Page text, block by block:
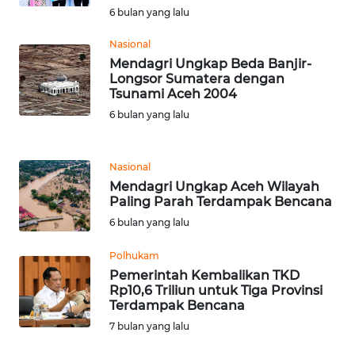
6 bulan yang lalu
Nasional
Mendagri Ungkap Beda Banjir-
Longsor Sumatera dengan
Tsunami Aceh 2004
6 bulan yang lalu
Nasional
Mendagri Ungkap Aceh Wilayah
Paling Parah Terdampak Bencana
6 bulan yang lalu
Polhukam
Pemerintah Kembalikan TKD
Rp10,6 Triliun untuk Tiga Provinsi
Terdampak Bencana
7 bulan yang lalu
RIAU
WN
SERAMBI
WN
WN
SULTRA
WN
WN
SULTENG